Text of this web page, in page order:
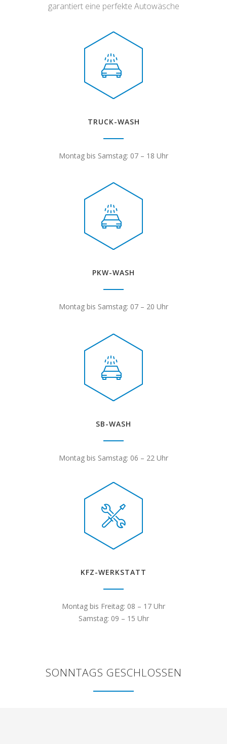
garantiert eine perfekte Autowäsche
TRUCK-WASH
Montag bis Samstag: 07 – 18 Uhr
PKW-WASH
Montag bis Samstag: 07 – 20 Uhr
SB-WASH
Montag bis Samstag: 06 – 22 Uhr
KFZ-WERKSTATT
Montag bis Freitag: 08 – 17 Uhr
Samstag: 09 – 15 Uhr
SONNTAGS GESCHLOSSEN